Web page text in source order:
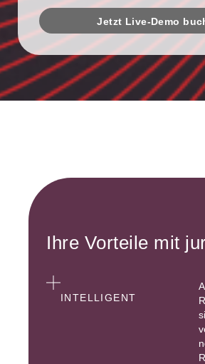
Jetzt Live-Demo
Ihre Vorteile mit
INTELLIGENT